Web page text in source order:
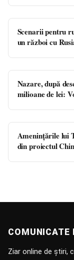
Scenarii pentru
un război cu
Nazare, după
milioane de lei:
Amenințările lui
din proiectul
COMUNICATE
Ziar online de știri,